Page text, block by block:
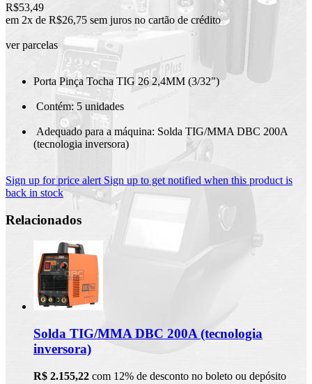
R$53,49
em 2x de R$26,75 sem juros no cartão de crédito
ver parcelas
Porta Pinça Tocha TIG 26 2,4MM (3/32")
Contém: 5 unidades
Adequado para a máquina: Solda TIG/MMA DBC 200A
(tecnologia inversora)
Sign up for price alert Sign up to get notified when this product is
back in stock
Relacionados
Solda TIG/MMA DBC 200A (tecnologia
inversora)
R$ 2.155,22 com 12% de desconto no boleto ou depósito